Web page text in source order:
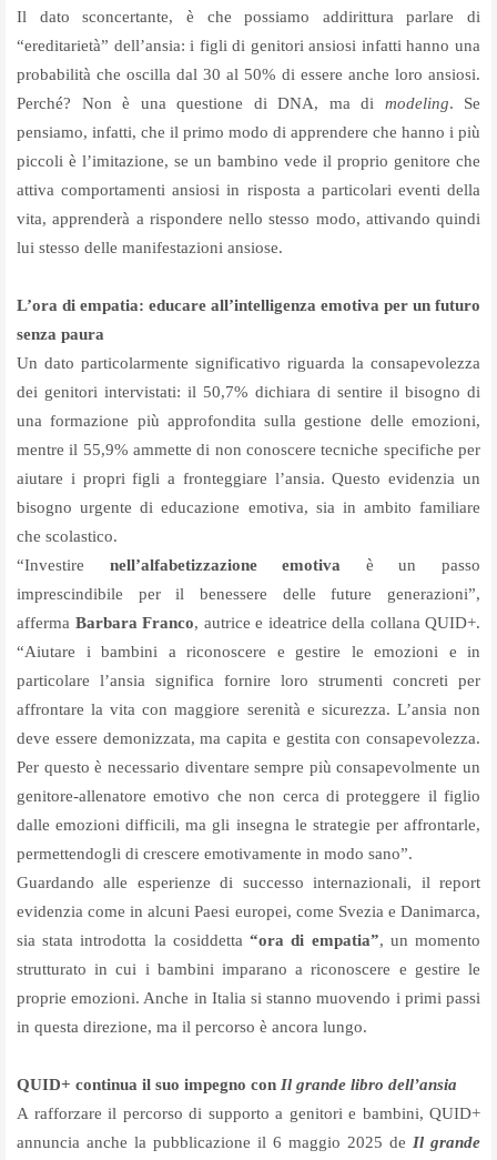
Il dato sconcertante, è che possiamo addirittura parlare di
“ereditarietà” dell’ansia: i figli di genitori ansiosi infatti hanno una
probabilità che oscilla dal 30 al 50% di essere anche loro ansiosi.
Perché? Non è una questione di DNA, ma di modeling. Se
pensiamo, infatti, che il primo modo di apprendere che hanno i più
piccoli è l’imitazione, se un bambino vede il proprio genitore che
attiva comportamenti ansiosi in risposta a particolari eventi della
vita, apprenderà a rispondere nello stesso modo, attivando quindi
lui stesso delle manifestazioni ansiose.
L’ora di empatia: educare all’intelligenza emotiva per un futuro
senza paura
Un dato particolarmente significativo riguarda la consapevolezza
dei genitori intervistati: il 50,7% dichiara di sentire il bisogno di
una formazione più approfondita sulla gestione delle emozioni,
mentre il 55,9% ammette di non conoscere tecniche specifiche per
aiutare i propri figli a fronteggiare l’ansia. Questo evidenzia un
bisogno urgente di educazione emotiva, sia in ambito familiare
che scolastico.
“Investire nell’alfabetizzazione emotiva è un passo
imprescindibile per il benessere delle future generazioni”,
afferma Barbara Franco, autrice e ideatrice della collana QUID+.
“Aiutare i bambini a riconoscere e gestire le emozioni e in
particolare l’ansia significa fornire loro strumenti concreti per
affrontare la vita con maggiore serenità e sicurezza. L’ansia non
deve essere demonizzata, ma capita e gestita con consapevolezza.
Per questo è necessario diventare sempre più consapevolmente un
genitore-allenatore emotivo che non cerca di proteggere il figlio
dalle emozioni difficili, ma gli insegna le strategie per affrontarle,
permettendogli di crescere emotivamente in modo sano”.
Guardando alle esperienze di successo internazionali, il report
evidenzia come in alcuni Paesi europei, come Svezia e Danimarca,
sia stata introdotta la cosiddetta“ora di empatia”, un momento
strutturato in cui i bambini imparano a riconoscere e gestire le
proprie emozioni. Anche in Italia si stanno muovendo i primi passi
in questa direzione, ma il percorso è ancora lungo.
QUID+ continua il suo impegno con Il grande libro dell’ansia
A rafforzare il percorso di supporto a genitori e bambini, QUID+
annuncia anche la pubblicazione il 6 maggio 2025 de Il grande